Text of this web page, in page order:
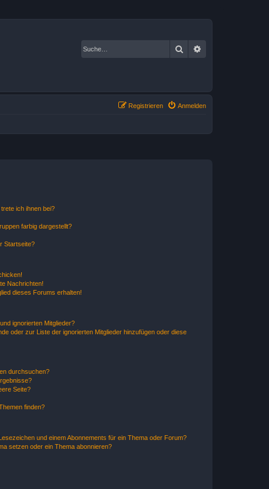
Suche
Anmelden
Registrieren
ich ihnen bei?
farbig dargestellt?
Startseite?
Nachrichten!
dieses Forums erhalten!
ignorierten Mitglieder?
oder zur Liste der ignorierten Mitglieder hinzufügen oder diese
durchsuchen?
Seite?
finden?
und einem Abonnements für ein Thema oder Forum?
setzen oder ein Thema abonnieren?